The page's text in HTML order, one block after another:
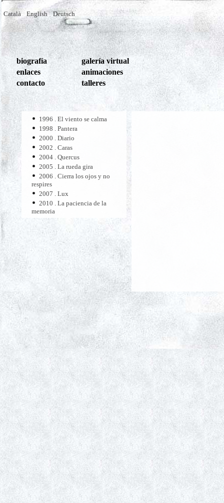
Català English Deutsch
biografía
enlaces
contacto
galería virtual
animaciones
talleres
1996 . El viento se calma
1998 . Pantera
2000 . Diario
2002 . Caras
2004 . Quercus
2005 . La rueda gira
2006 . Cierra los ojos y no
respires
2007 . Lux
2010 . La paciencia de la
memoria